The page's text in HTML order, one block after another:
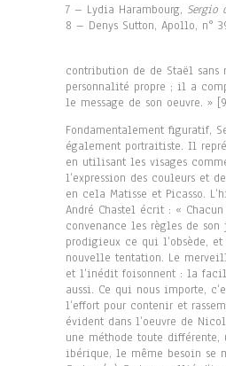
7 – Lydia Harambourg, Sergio
8 – Denys Sutton, Apollo, n°
contribution de de Staël sans
personnalité propre ; il a
le message de son oeuvre. »
Fondamentalement figuratif,
également portraitiste. Il
en utilisant les visages
l’expression des couleurs et
en cela Matisse et Picasso.
André Chastel écrit : «
convenance les règles de
prodigieux ce qui l’obsède,
nouvelle tentation. Le
et l’inédit foisonnent : la
aussi. Ce qui nous importe,
l’effort pour contenir et
évident dans l’oeuvre de
une méthode toute différente,
ibérique, le même besoin se